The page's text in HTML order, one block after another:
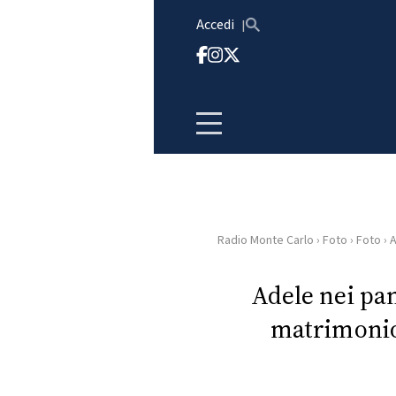
Accedi
HOMERadio Monte Carlo › Foto › Foto ›
Adele nei